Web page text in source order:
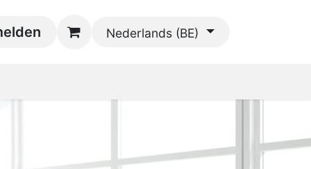
Contact Nederlands (BE)